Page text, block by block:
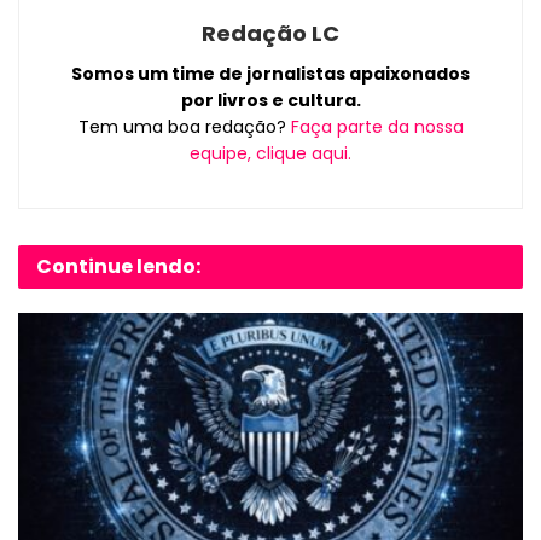
Redação LC
Somos um time de jornalistas apaixonados
por livros e cultura.
Tem uma boa redação? Faça parte da nossa
equipe, clique aqui.
Continue lendo: